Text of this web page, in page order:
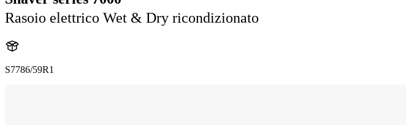
Rasoio elettrico Wet & Dry ricondizionato
S7786/59R1